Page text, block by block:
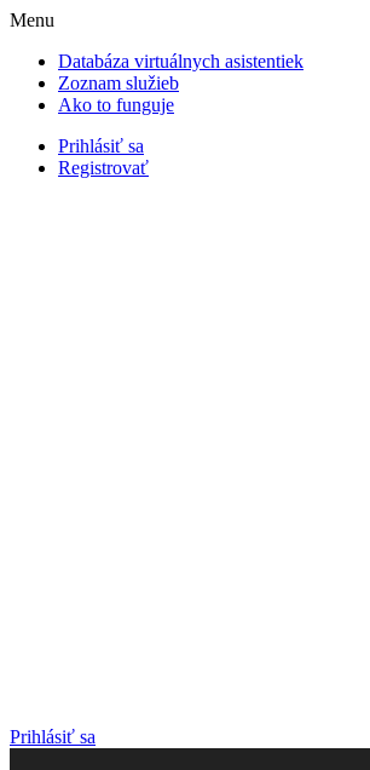
Menu
Databáza virtuálnych asistentiek
Zoznam služieb
Ako to funguje
Prihlásiť sa
Registrovať
Prihlásiť sa